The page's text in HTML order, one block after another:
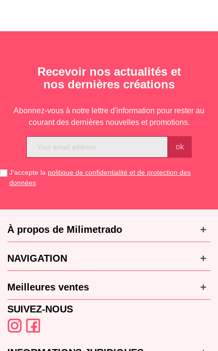
Recevoir nos actualités et
nos dernières créations
Abonnez-vous à notre lettre d'information pour rester au
courant des dernières nouvelles et promotions.
J'accepte la politique de confidentialité et de protection des
données
À propos de Milimetrado
NAVIGATION
Meilleures ventes
SUIVEZ-NOUS